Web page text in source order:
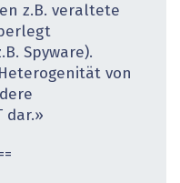
z.B. veraltete
Spyware).
von
dar.»